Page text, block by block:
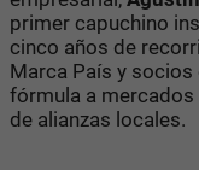
primer capuchino
cinco años de
Marca País y
fórmula a mercados
de alianzas locales.